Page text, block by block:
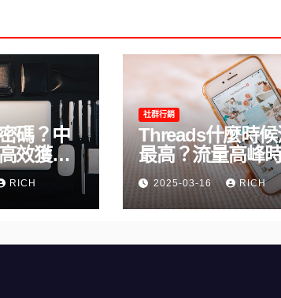
碼？中
效獲客
RICH
社群行銷
Threads什麼時
最高？流量高峰
及高效發文策略
2025-03-16 RICH